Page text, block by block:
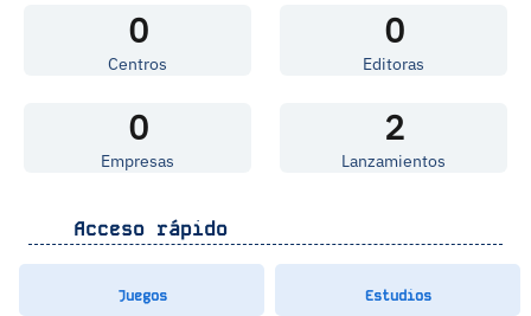
0
Centros
0
Editoras
0
Empresas
2
Lanzamientos
Acceso rápido
Juegos Estudios